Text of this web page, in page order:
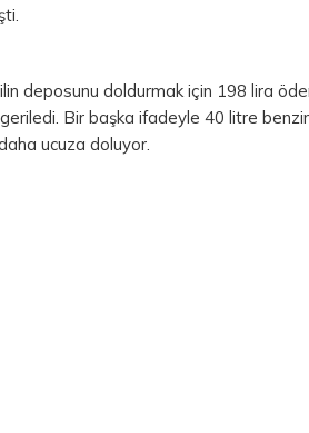
deposunu doldurmak için 198 lira
Bir başka ifadeyle 40 litre
ucuza doluyor.